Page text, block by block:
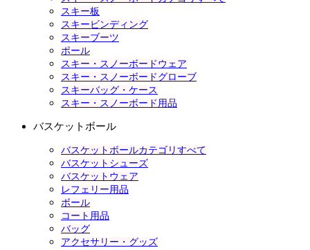
スキー板
スキービンディング
スキーブーツ
ポール
スキー・スノーボードウェア
スキー・スノーボードグローブ
スキーバッグ・ケース
スキー・スノーボード用品
バスケットボール
バスケットボールカテゴリすべて
バスケットシューズ
バスケットウェア
レフェリー用品
ボール
コート用品
バッグ
アクセサリー・グッズ